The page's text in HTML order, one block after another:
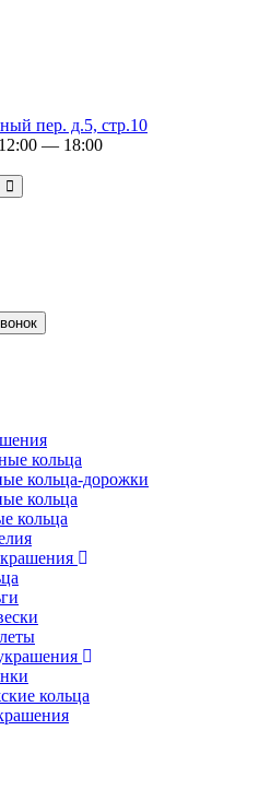
пер. д.5, стр.10
— 18:00
кольца
кольца-дорожки
кольца
кольца
кольца